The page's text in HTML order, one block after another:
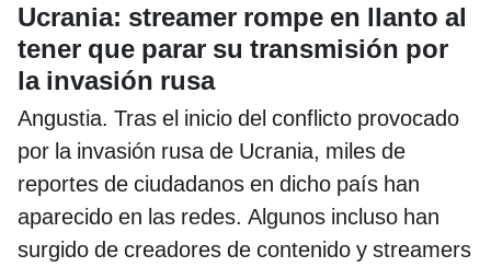
Ucrania: streamer rompe en llanto al
tener que parar su transmisión por
la invasión rusa
Angustia. Tras el inicio del conflicto provocado
por la invasión rusa de Ucrania, miles de
reportes de ciudadanos en dicho país han
aparecido en las redes. Algunos incluso han
surgido de creadores de contenido y streamers